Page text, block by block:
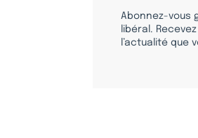
Abonnez-vous
libéral.
l’actualité que